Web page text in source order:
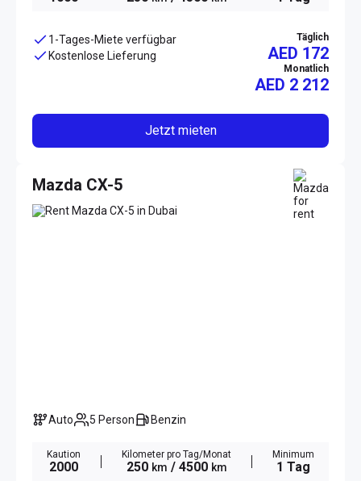
1-Tages-Miete verfügbar
Kostenlose Lieferung
Täglich
AED 172
Monatlich
AED 2 212
Jetzt mieten
Mazda CX-5
Auto 5 Person Benzin
Kaution
2000
Kilometer pro Tag/Monat
250 km / 4500 km
Minimum
1 Tag